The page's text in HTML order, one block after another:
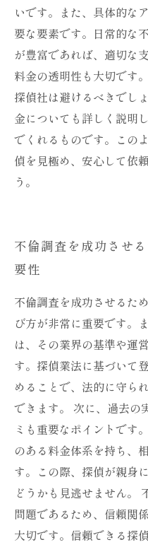
いです。また、具体的な
要な要素です。日常的な
が豊富であれば、適切な
料金の透明性も大切です
探偵社は避けるべきでし
金についても詳しく説明
でくれるものです。この
偵を見極め、安心して依
う。
不倫調査を成功させ
要性
不倫調査を成功させるた
び方が非常に重要です。
は、その業界の基準や運
す。探偵業法に基づいて
めることで、法的に守ら
できます。 次に、過去の
ミも重要なポイントです
のある料金体系を持ち、
す。この際、探偵が親身
どうかも見逃せません。
問題であるため、信頼関
大切です。信頼できる探